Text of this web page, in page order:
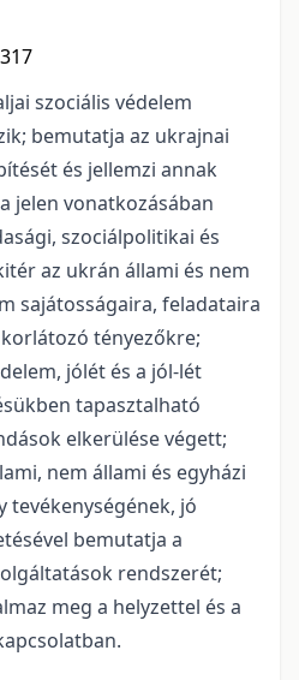
317
szociális védelem
bemutatja az ukrajnai
és jellemzi annak
jelen vonatkozásában
szociálpolitikai és
az ukrán állami és nem
sajátosságaira, feladataira
tényezőkre;
jólét és a jól-lét
tapasztalható
elkerülése végett;
nem állami és egyházi
jó
bemutatja a
rendszerét;
meg a helyzettel és a